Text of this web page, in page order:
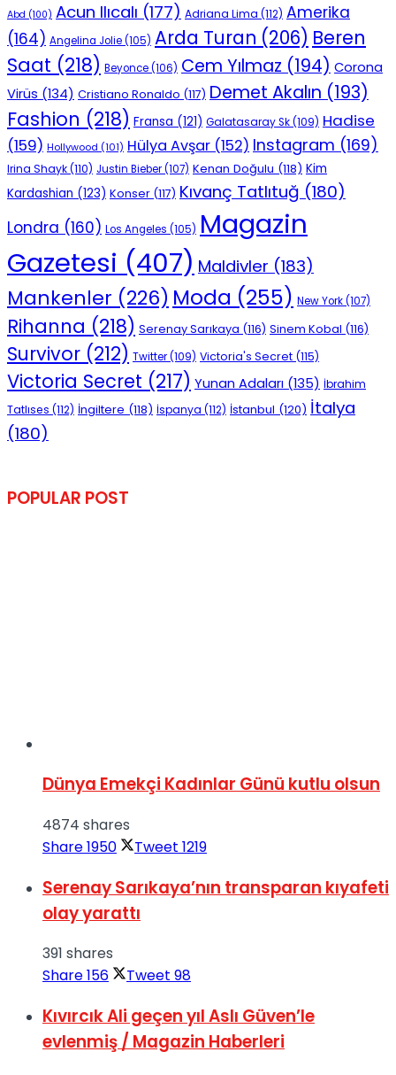
Abd (100) Acun Ilıcalı (177) Adriana Lima (112) Amerika
(164) Angelina Jolie(105) Arda Turan (206) Beren
Saat (218) Beyonce(106) Cem Yılmaz (194) Corona
Virüs (134) Cristiano Ronaldo (117) Demet Akalın (193)
Fashion (218) Fransa (121) Galatasaray Sk(109) Hadise
(159) Hollywood (101) Hülya Avşar (152) Instagram (169)
Irina Shayk(110) Justin Bieber(107) Kenan Doğulu (118) Kim
Kardashian (123) Konser (117) Kıvanç Tatlıtuğ (180)
Londra (160) Los Angeles (105) Magazin
Gazetesi (407) Maldivler (183)
Mankenler (226) Moda (255) New York(107)
Rihanna (218) Serenay Sarıkaya (116) Sinem Kobal (116)
Survivor (212) Twitter(109) Victoria's Secret (115)
Victoria Secret (217) Yunan Adaları (135) İbrahim
Tatlıses (112) İngiltere (118) İspanya (112) İstanbul (120) İtalya
(180)
POPULAR POST
Dünya Emekçi Kadınlar Günü kutlu olsun
4874 shares
Share1950 Tweet 1219
Serenay Sarıkaya’nın transparan kıyafeti
olay yarattı
391 shares
Share156 Tweet 98
Kıvırcık Ali geçen yıl Aslı Güven’le
evlenmiş / Magazin Haberleri